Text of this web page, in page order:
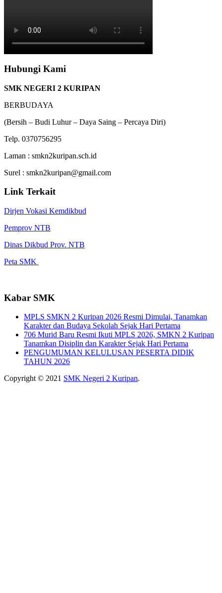
Hubungi Kami
SMK NEGERI 2 KURIPAN
BERBUDAYA
(Bersih – Budi Luhur – Daya Saing – Percaya Diri)
Telp. 0370756295
Laman : smkn2kuripan.sch.id
Surel : smkn2kuripan@gmail.com
Link Terkait
Dirjen Vokasi Kemdikbud
Pemprov NTB
Dinas Dikbud Prov. NTB
Peta SMK
Kabar SMK
MPLS SMKN 2 Kuripan 2026 Resmi Dimulai, Tanamkan
Karakter dan Budaya Sekolah Sejak Hari Pertama
706 Murid Baru Resmi Ikuti MPLS 2026, SMKN 2 Kuripan
Tanamkan Disiplin dan Karakter Sejak Hari Pertama
PENGUMUMAN KELULUSAN PESERTA DIDIK
TAHUN 2026
Copyright © 2021 SMK Negeri 2 Kuripan.